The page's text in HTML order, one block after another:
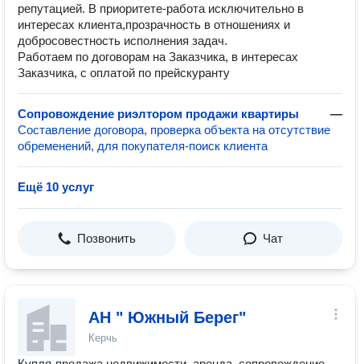
репутацией. В приоритете-работа исключительно в
интересах клиента,прозрачность в отношениях и
добросовестность исполнения задач.
Работаем по договорам на Заказчика, в интересах
Заказчика, с оплатой по прейскуранту
Сопровождение риэлтором продажи квартиры
—
Составление договора, проверка объекта на отсутствие
обременений, для покупателя-поиск клиента
Ещё 10 услуг
Позвонить Чат
АН " Южный Берег"
Керчь